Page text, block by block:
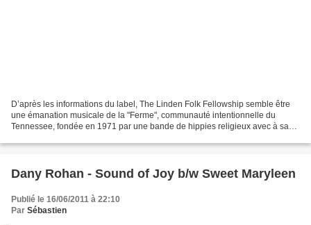
D’après les informations du label, The Linden Folk Fellowship semble être
une émanation musicale de la "Ferme", communauté intentionnelle du
Tennessee, fondée en 1971 par une bande de hippies religieux avec à sa
Dany Rohan - Sound of Joy b/w Sweet Maryleen
Publié le 16/06/2011 à 22:10
Par Sébastien